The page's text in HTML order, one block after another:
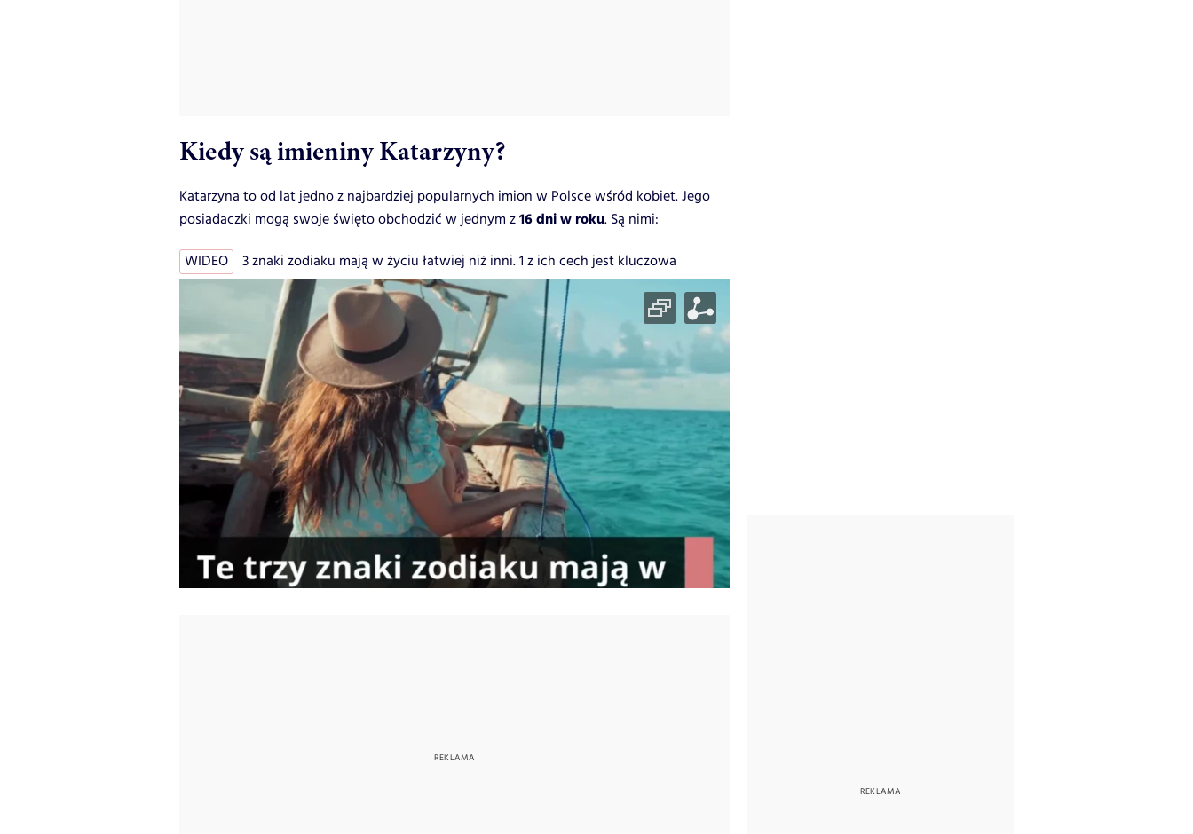
Kiedy są imieniny Katarzyny?
Katarzyna to od lat jedno z najbardziej popularnych imion w Polsce wśród kobiet. Jego
posiadaczki mogą swoje święto obchodzić w jednym z16 dni w roku. Są nimi:
WIDEO 3 znaki zodiaku mają w życiu łatwiej niż inni. 1 z ich cech jest kluczowa